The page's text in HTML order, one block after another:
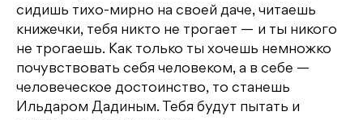
сидишь тихо-мирно на своей даче, читаешь
книжечки, тебя никто не трогает — и ты никого
не трогаешь. Как только ты хочешь немножко
почувствовать себя человеком, а в себе —
человеческое достоинство, то станешь
Ильдаром Дадиным. Тебя будут пытать и